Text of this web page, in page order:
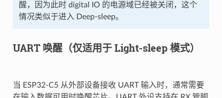
醒，因为此时 digital IO 的电源域已经被关闭，这个
情况类似于进入 Deep-sleep。
UART 唤醒（仅适用于 Light-sleep 模式）
当 ESP32-C5 从外部设备接收 UART 输入时，通常需要